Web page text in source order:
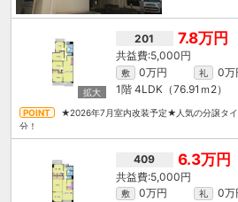
201 7.8万円
5,000円
敷 0万円 礼
0万
1階 4LDK（76.91ｍ 2）
★2026年7月室内改装予定★人気の分譲タ
分！
409 6.3万円
5,000円
敷 0万円 礼
0万